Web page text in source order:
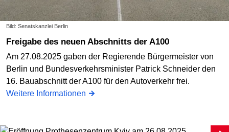
Bild: Senatskanzlei Berlin
Freigabe des neuen Abschnitts der A100
Am 27.08.2025 gaben der Regierende Bürgermeister von
Berlin und Bundesverkehrsminister Patrick Schneider den
16. Bauabschnitt der A100 für den Autoverkehr frei.
Weitere Informationen